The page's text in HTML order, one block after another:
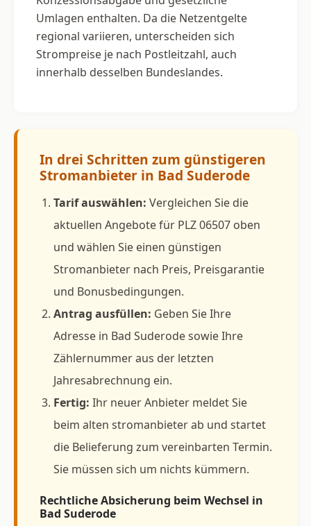
Umlagen enthalten. Da die Netzentgelte
regional variieren, unterscheiden sich
Strompreise je nach Postleitzahl, auch
innerhalb desselben Bundeslandes.
In drei Schritten zum günstigeren
Stromanbieter in Bad Suderode
Tarif auswählen: Vergleichen Sie die
aktuellen Angebote für PLZ 06507 oben
und wählen Sie einen günstigen
Stromanbieter nach Preis, Preisgarantie
und Bonusbedingungen.
Antrag ausfüllen: Geben Sie Ihre
Adresse in Bad Suderode sowie Ihre
Zählernummer aus der letzten
Jahresabrechnung ein.
Fertig: Ihr neuer Anbieter meldet Sie
beim alten stromanbieter ab und startet
die Belieferung zum vereinbarten Termin.
Sie müssen sich um nichts kümmern.
Rechtliche Absicherung beim Wechsel in
Bad Suderode